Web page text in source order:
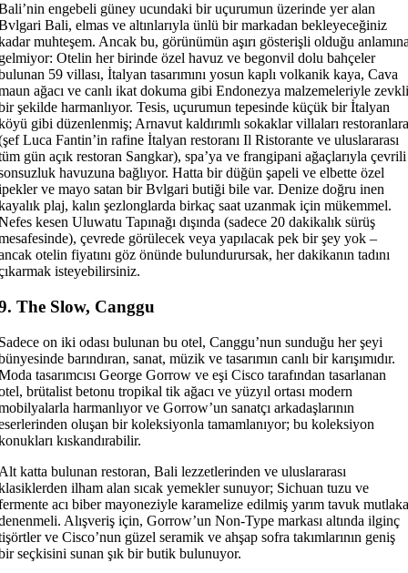
engebeli güney ucundaki bir uçurumun üzerinde yer alan
Bali, elmas ve altınlarıyla ünlü bir markadan bekleyeceğiniz
muhteşem. Ancak bu, görünümün aşırı gösterişli olduğu
Otelin her birinde özel havuz ve begonvil dolu bahçeler
59 villası, İtalyan tasarımını yosun kaplı volkanik kaya, Cava
ağacı ve canlı ikat dokuma gibi Endonezya malzemeleriyle zevkli
şekilde harmanlıyor. Tesis, uçurumun tepesinde küçük bir İtalyan
gibi düzenlenmiş; Arnavut kaldırımlı sokaklar villaları restoranlara
Luca Fantin’in rafine İtalyan restoranı Il Ristorante ve uluslararası
gün açık restoran Sangkar), spa’ya ve frangipani ağaçlarıyla çevrili
havuzuna bağlıyor. Hatta bir düğün şapeli ve elbette özel
ve mayo satan bir Bvlgari butiği bile var. Denize doğru inen
plaj, kalın şezlonglarda birkaç saat uzanmak için mükemmel.
kesen Uluwatu Tapınağı dışında (sadece 20 dakikalık sürüş
çevrede görülecek veya yapılacak pek bir şey yok –
otelin fiyatını göz önünde bulundurursak, her dakikanın tadını
isteyebilirsiniz.
The Slow, Canggu
on iki odası bulunan bu otel, Canggu’nun sunduğu her şeyi
barındıran, sanat, müzik ve tasarımın canlı bir karışımıdır.
tasarımcısı George Gorrow ve eşi Cisco tarafından tasarlanan
brütalist betonu tropikal tik ağacı ve yüzyıl ortası modern
harmanlıyor ve Gorrow’un sanatçı arkadaşlarının
oluşan bir koleksiyonla tamamlanıyor; bu koleksiyon
kıskandırabilir.
katta bulunan restoran, Bali lezzetlerinden ve uluslararası
ilham alan sıcak yemekler sunuyor; Sichuan tuzu ve
acı biber mayoneziyle karamelize edilmiş yarım tavuk mutlaka
Alışveriş için, Gorrow’un Non-Type markası altında ilginç
ve Cisco’nun güzel seramik ve ahşap sofra takımlarının geniş
seçkisini sunan şık bir butik bulunuyor.